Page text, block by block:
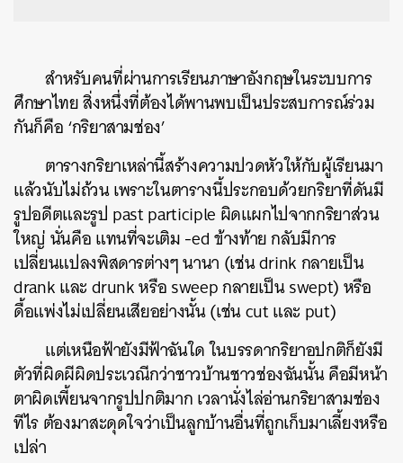
สำหรับคนที่ผ่านการเรียนภาษาอังกฤษในระบบการ
ศึกษาไทย สิ่งหนึ่งที่ต้องได้พานพบเป็นประสบการณ์ร่วม
กันก็คือ ‘กริยาสามช่อง’
ตารางกริยาเหล่านี้สร้างความปวดหัวให้กับผู้เรียนมา
แล้วนับไม่ถ้วน เพราะในตารางนี้ประกอบด้วยกริยาที่ดันมี
รูปอดีตและรูป past participle ผิดแผกไปจากกริยาส่วน
ใหญ่ นั่นคือ แทนที่จะเติม -ed ข้างท้าย กลับมีการ
เปลี่ยนแปลงพิสดารต่างๆ นานา (เช่น drink กลายเป็น
drank และ drunk หรือ sweep กลายเป็น swept) หรือ
ดื้อแพ่งไม่เปลี่ยนเสียอย่างนั้น (เช่น cut และ put)
แต่เหนือฟ้ายังมีฟ้าฉันใด ในบรรดากริยาอปกติก็ยังมี
ตัวที่ผิดผีผิดประเวณีกว่าชาวบ้านชาวช่องฉันนั้น คือมีหน้า
ตาผิดเพี้ยนจากรูปปกติมาก เวลานั่งไล่อ่านกริยาสามช่อง
ทีไร ต้องมาสะดุดใจว่าเป็นลูกบ้านอื่นที่ถูกเก็บมาเลี้ยงหรือ
เปล่า